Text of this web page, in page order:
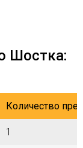
Шостка:
Количество
1